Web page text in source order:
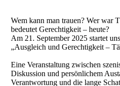
Wem kann man trauen? Wer war
bedeutet Gerechtigkeit – heute?
Am 21. September 2025 startet
„Ausgleich und Gerechtigkeit –
Eine Veranstaltung zwischen
Diskussion und persönlichem
Verantwortung und die lange